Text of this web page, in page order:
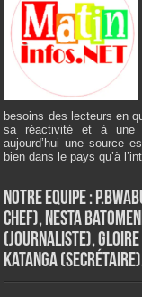
besoins des lecteurs en
sa réactivité et à une
aujourd’hui une source
bien dans le pays qu’à
Notre Equipe :
Chef), Nesta
(Journaliste), Gloire
Katanga